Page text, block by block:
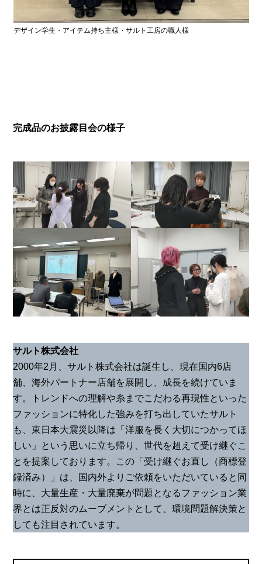
デザイン学生・アイテム持ち主様・サルト工房の職人様
完成品のお披露目会の様子
サルト株式会社
2000年2月、サルト株式会社は誕生し、現在国内6店
舗、海外パートナー店舗を展開し、成長を続けていま
す。トレンドへの理解や糸までこだわる再現性といった
ファッションに特化した強みを打ち出していたサルト
も、東日本大震災以降は「洋服を長く大切につかってほ
しい」という思いに立ち帰り、世代を超えて受け継ぐこ
とを提案しております。この「受け継ぐお直し（商標登
録済み）」は、国内外よりご依頼をいただいていると同
時に、大量生産・大量廃棄が問題となるファッション業
界とは正反対のムーブメントとして、環境問題解決策と
しても注目されています。